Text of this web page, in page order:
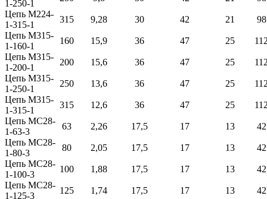
1-250-1
Цепь М224-
1-315-1
315 9,28 30 42 21
98
Цепь М315-
1-160-1
160 15,9 36 47 25
Цепь М315-
1-200-1
200 15,6 36 47 25
Цепь М315-
1-250-1
250 13,6 36 47 25
Цепь М315-
1-315-1
315 12,6 36 47 25
Цепь МС28-
1-63-3
63 2,26 17,5 17 13
42
Цепь МС28-
1-80-3
80 2,05 17,5 17 13
42
Цепь МС28-
1-100-3
100 1,88 17,5 17 13
42
Цепь МС28-
1-125-3
125 1,74 17,5 17 13
42